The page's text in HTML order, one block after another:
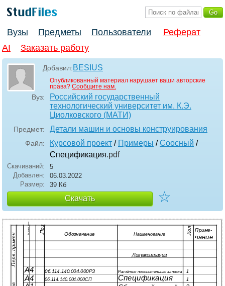
Вузы Предметы Пользователи
Реферат
AI
Заказать работу
Добавил:BESIUS
Опубликованный материал нарушает ваши авторские
права? Сообщите нам.
Вуз:
Российский государственный
технологический университет им. К.Э.
Циолковского (МАТИ)
Предмет: Детали машин и основы конструирования
Файл: Курсовой проект / Примеры /Соосный /
Спецификация.pdf
Скачиваний:
5
Добавлен:
06.03.2022
Размер:
39 Кб
Скачать ☆
н
.
Формат Зона П
о
з
.
Обозначение
А4 06.114.140.004.000РЗ
А4 06.114.140.004.000СП
Наименование л
. Приме-
чание
Документация
Расчётно пояснительная записка 1
Спецификация 1